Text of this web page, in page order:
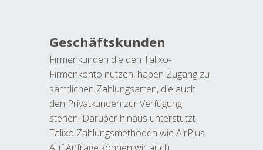
Geschäftskunden
Firmenkunden die den Talixo-
Firmenkonto nutzen, haben Zugang zu
sämtlichen Zahlungsarten, die auch
den Privatkunden zur Verfügung
stehen. Darüber hinaus unterstützt
Talixo Zahlungsmethoden wie AirPlus.